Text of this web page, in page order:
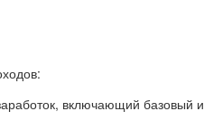
включающий базовый и